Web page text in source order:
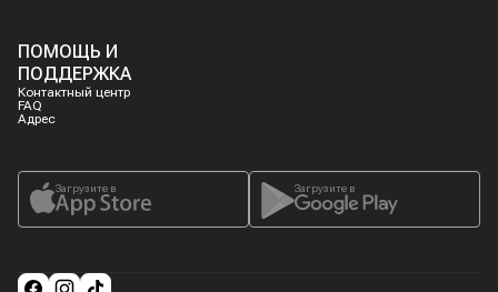
ПОМОЩЬ И
ПОДДЕРЖКА
Контактный центр
FAQ
Адрес
Загрузите в Загрузите в